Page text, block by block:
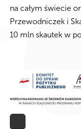
na całym świecie
Przewodniczek i
10 mln skautek w